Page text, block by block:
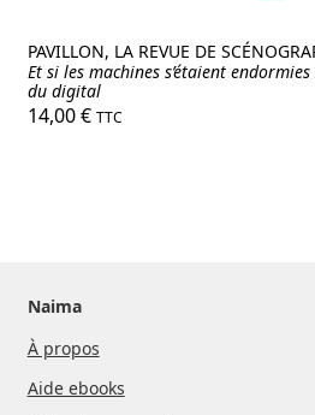
PAVILLON, LA REVUE DE
Et si les machines s’étaient
du digital
14,00€ TTC
Naima
À propos
Aide ebooks